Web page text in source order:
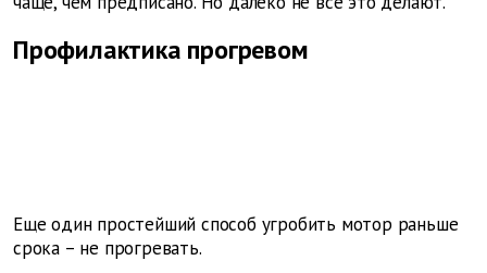
Профилактика прогревом
Еще один простейший способ угробить мотор раньше
срока – не прогревать.